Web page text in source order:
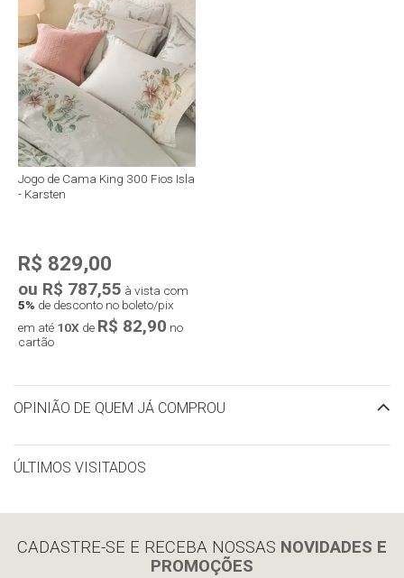
Jogo de Cama King 300 Fios Isla
- Karsten
R$ 829,00
ou R$ 787,55 à vista com
5% de desconto no boleto/pix
em até 10X de R$ 82,90 no
cartão
OPINIÃO DE QUEM JÁ COMPROU
ÚLTIMOS VISITADOS
CADASTRE-SE E RECEBA NOSSAS NOVIDADES E
PROMOÇÕES